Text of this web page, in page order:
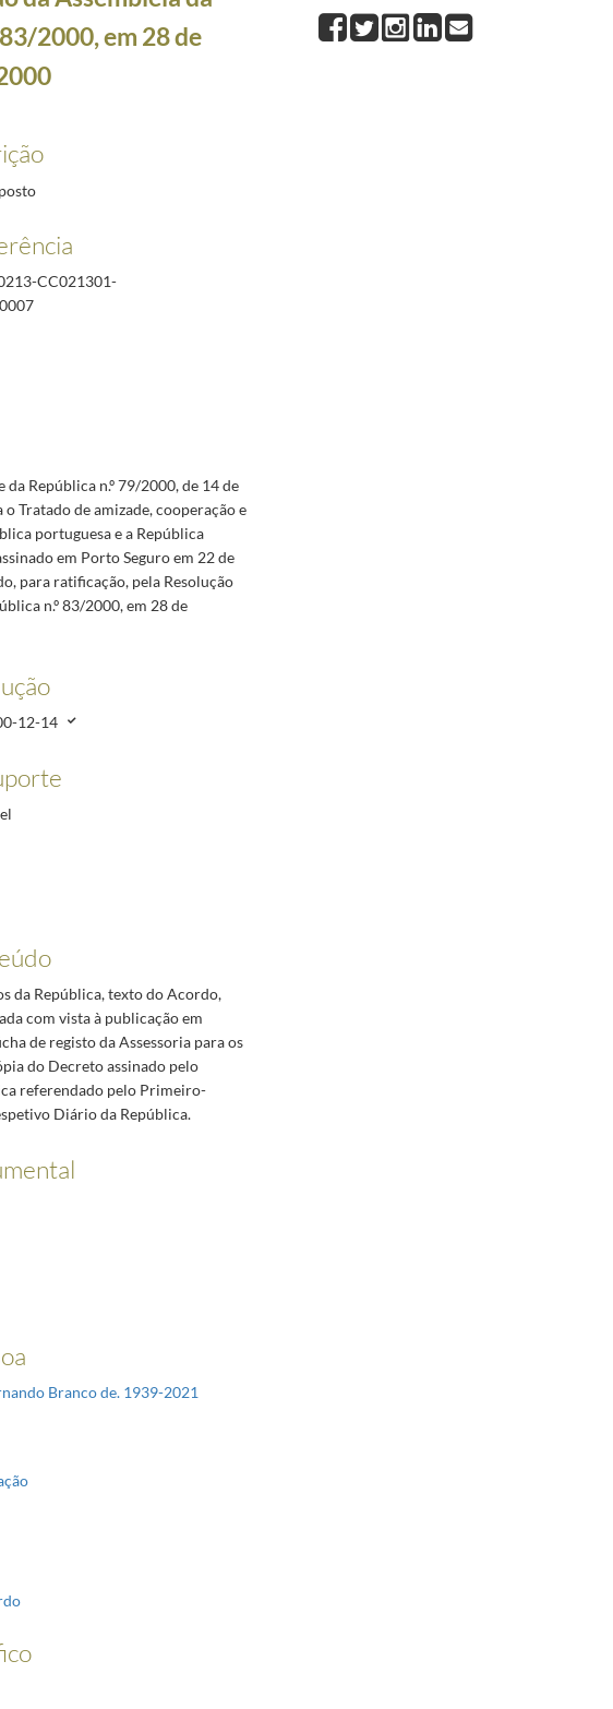
e a Bélgica para evitar a dupla tributação e regular algumas outras questões em matéria de impostos sobre
portuguesa e a República Federativa do Brasil, assinado em Porto Seguro em 22 de abril de 2000,
2000, em 28 de
CC021301-
República n.º 79/2000, de 14 de
Tratado de amizade, cooperação e
portuguesa e a República
em Porto Seguro em 22 de
para ratificação, pela Resolução
n.º 83/2000, em 28 de
12-14
da República, texto do Acordo,
com vista à publicação em
de registo da Assessoria para os
do Decreto assinado pelo
referendado pelo Primeiro-
Diário da República.
Branco de. 1939-2021